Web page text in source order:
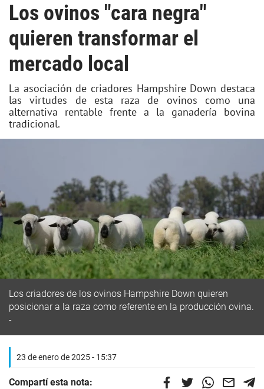
Los ovinos "cara negra"
quieren transformar el
mercado local
La asociación de criadores Hampshire Down destaca
las virtudes de esta raza de ovinos como una
alternativa rentable frente a la ganadería bovina
tradicional.
Los criadores de los ovinos Hampshire Down quieren
posicionar a la raza como referente en la producción ovina.
23 de enero de 2025 - 15:37
Compartí esta nota: